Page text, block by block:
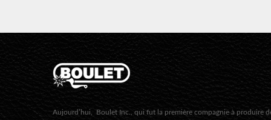
Aujourd’hui, Boulet Inc., qui fut la première compagnie à produire